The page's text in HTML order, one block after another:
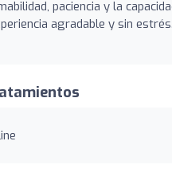
paciencia y la
agradable y sin estrés.